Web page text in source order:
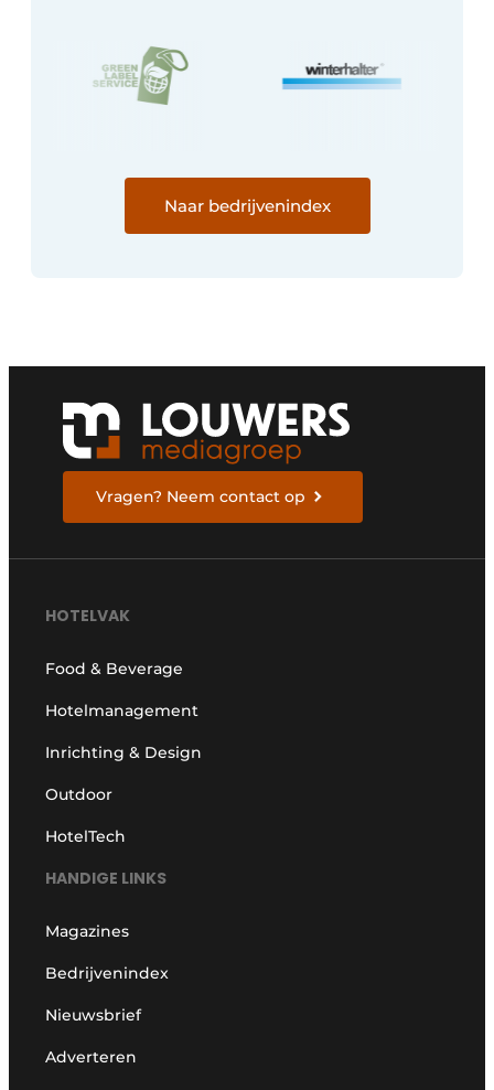
Naar bedrijvenindex
Vragen? Neem contact op
HOTELVAK
Food & Beverage
Hotelmanagement
Inrichting & Design
Outdoor
HotelTech
HANDIGE LINKS
Magazines
Bedrijvenindex
Nieuwsbrief
Adverteren